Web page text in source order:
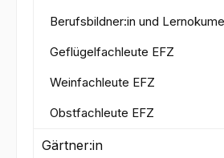
Berufsbildner:in und
Geflügelfachleute EFZ
Weinfachleute EFZ
Obstfachleute EFZ
Gärtner:in